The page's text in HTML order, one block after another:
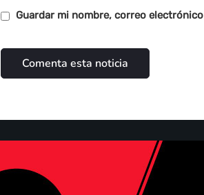
Guardar mi nombre, correo